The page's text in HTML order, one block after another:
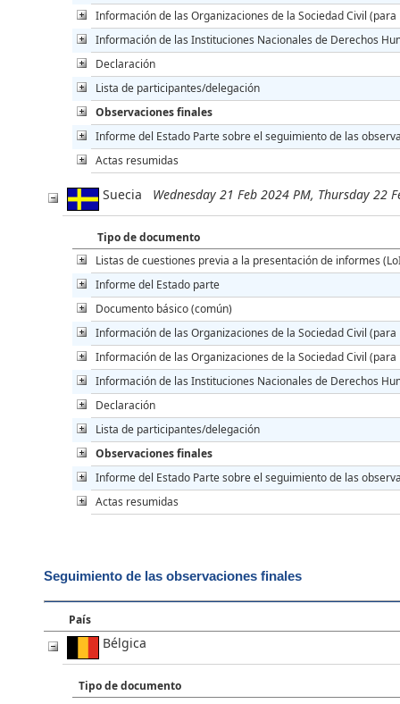
Información de las Organizaciones de la Sociedad Civil
Información de las Instituciones Nacionales de Derechos
Declaración
Lista de participantes/delegación
Observaciones finales
Informe del Estado Parte sobre el seguimiento de las
Actas resumidas
Suecia Wednesday 21 Feb 2024 PM, Thursday 22
Tipo de documento
Listas de cuestiones previa a la presentación de informes
Informe del Estado parte
Documento básico (común)
Información de las Organizaciones de la Sociedad Civil (para
Información de las Organizaciones de la Sociedad Civil
Información de las Instituciones Nacionales de Derechos
Declaración
Lista de participantes/delegación
Observaciones finales
Informe del Estado Parte sobre el seguimiento de las
Actas resumidas
Seguimiento de las observaciones finales
País
Bélgica
Tipo de documento